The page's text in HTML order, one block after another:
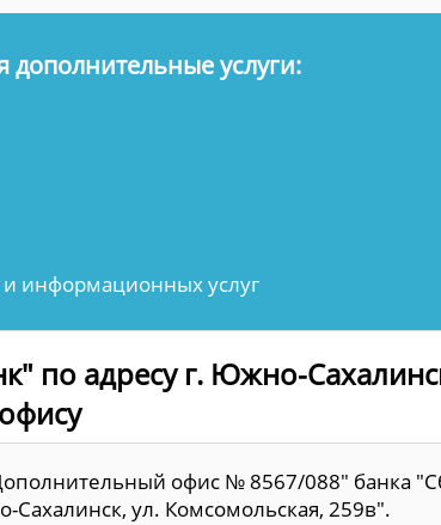
услуги:
информационных услуг
по адресу г. Южно-
офис № 8567/088" банка
Сахалинск, ул. Комсомольская, 259в".